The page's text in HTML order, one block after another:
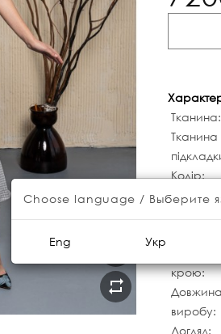
Тканина:
Тканина
Колір:
Рукав:
крою:
Довжина
виробу:
Догляд:
Choose language / Выберите
Eng Укр